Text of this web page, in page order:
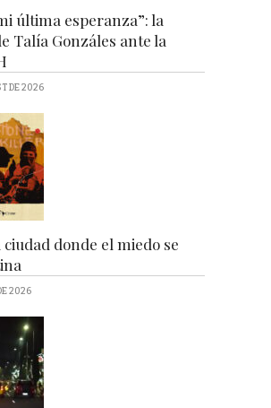
última esperanza”: la
Talía Gonzáles ante la
DE 2026
donde el miedo se
2026